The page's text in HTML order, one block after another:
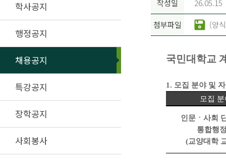
학사공지
행정공지
채용공지
특강공지
장학공지
사회봉사
작성일 26.05.15
첨부파일 (양
국민대학교
1. 모집 분야 및
모집 분
인문ㆍ사회
통합행
(교양대학